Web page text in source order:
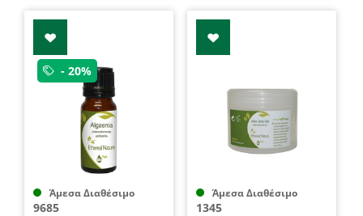
- 20%
Άμεσα Διαθέσιμο
9685
Άμεσα Διαθέσιμο
1345